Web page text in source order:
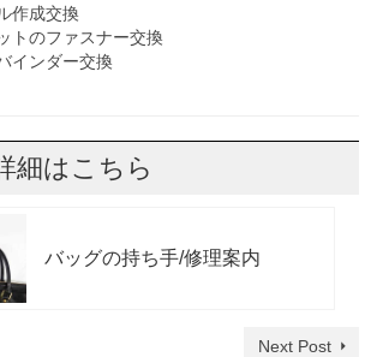
作成交換
トのファスナー交換
インダー交換
細はこちら
バッグの持ち手/修理案内
Next Post